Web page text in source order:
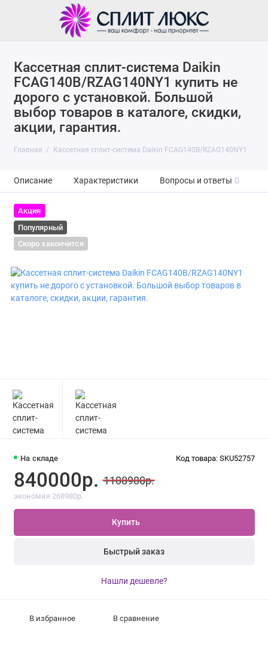
Кассетная сплит-система Daikin
FCAG140B/RZAG140NY1 купить не
дорого с установкой. Большой
выбор товаров в каталоге, скидки,
акции, гарантия.
Главная Кассетная сплит-система Daikin FCAG140B/RZAG140NY1
Описание Характеристики Вопросы и ответы 0
Акция
Популярный
Скоро закончится
На складе Код товара: SKU52757
840000р. 1108980р.
экономия 268980р.
Купить
Быстрый заказ
Нашли дешевле?
В избранное В сравнение